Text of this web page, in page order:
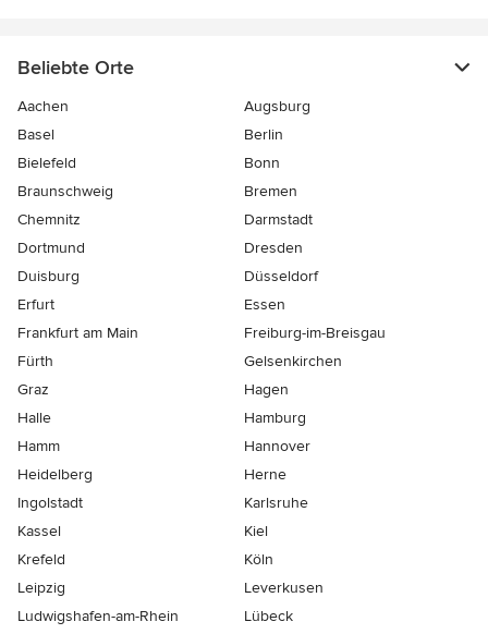
Beliebte Orte
Aachen
Augsburg
Basel
Berlin
Bielefeld
Bonn
Braunschweig
Bremen
Chemnitz
Darmstadt
Dortmund
Dresden
Duisburg
Düsseldorf
Erfurt
Essen
Frankfurt am Main
Freiburg-im-Breisgau
Fürth
Gelsenkirchen
Graz
Hagen
Halle
Hamburg
Hamm
Hannover
Heidelberg
Herne
Ingolstadt
Karlsruhe
Kassel
Kiel
Krefeld
Köln
Leipzig
Leverkusen
Ludwigshafen-am-Rhein
Lübeck